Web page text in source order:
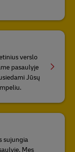
verslo
pasaulyje
Jūsų
sujungia
Mes